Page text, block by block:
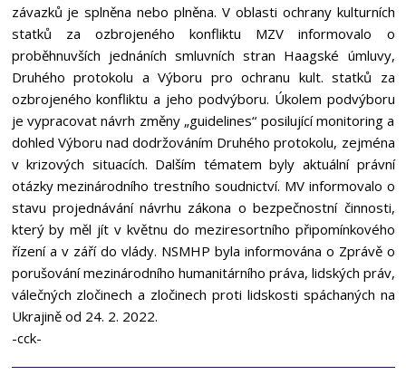
závazků je splněna nebo plněna. V oblasti ochrany kulturních
statků za ozbrojeného konfliktu MZV informovalo o
proběhnuvších jednáních smluvních stran Haagské úmluvy,
Druhého protokolu a Výboru pro ochranu kult. statků za
ozbrojeného konfliktu a jeho podvýboru. Úkolem podvýboru
je vypracovat návrh změny „guidelines“ posilující monitoring a
dohled Výboru nad dodržováním Druhého protokolu, zejména
v krizových situacích. Dalším tématem byly aktuální právní
otázky mezinárodního trestního soudnictví. MV informovalo o
stavu projednávání návrhu zákona o bezpečnostní činnosti,
který by měl jít v květnu do meziresortního připomínkového
řízení a v září do vlády. NSMHP byla informována o Zprávě o
porušování mezinárodního humanitárního práva, lidských práv,
válečných zločinech a zločinech proti lidskosti spáchaných na
Ukrajině od 24. 2. 2022.
-cck-